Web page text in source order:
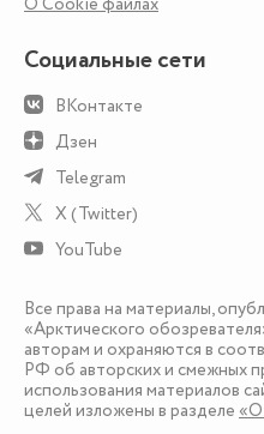
Социальные сети
ВКонтакте
Дзен
Telegram
X (Twitter)
YouTube
Все права на материалы,
«Арктического
авторам и охраняются в
РФ об авторских и смежных
использования материалов
целей изложены в разделе «О